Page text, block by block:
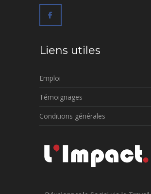
Liens utiles
Emploi
Témoignages
Conditions générales